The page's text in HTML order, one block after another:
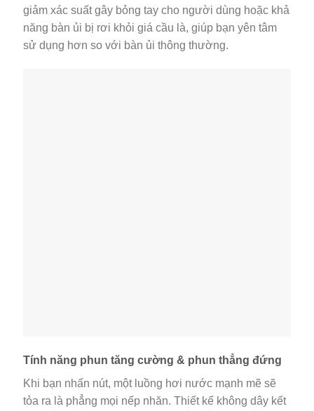
giảm xác suất gây bỏng tay cho người dùng hoặc khả
năng bàn ủi bị rơi khỏi giá cầu là, giúp bạn yên tâm
sử dụng hơn so với bàn ủi thông thường.
Tính năng phun tăng cường & phun thẳng đứng
Khi bạn nhấn nút, một luồng hơi nước mạnh mẽ sẽ
tỏa ra là phẳng mọi nếp nhăn. Thiết kế không dây kết